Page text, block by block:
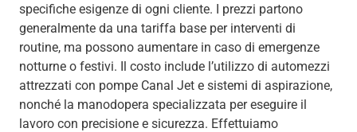
specifiche esigenze di ogni cliente. I prezzi partono
generalmente da una tariffa base per interventi di
routine, ma possono aumentare in caso di emergenze
notturne o festivi. Il costo include l’utilizzo di automezzi
attrezzati con pompe Canal Jet e sistemi di aspirazione,
nonché la manodopera specializzata per eseguire il
lavoro con precisione e sicurezza. Effettuiamo